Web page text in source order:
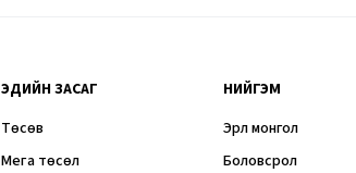
ЭДИЙН ЗАСАГ
Төсөв
Мега төсөл
НИЙГЭМ
Эрүүл монгол
Боловсрол